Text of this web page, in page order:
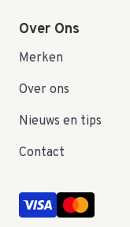
Over Ons
Merken
Over ons
Nieuws en tips
Contact